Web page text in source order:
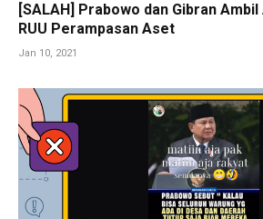
[SALAH] Prabowo dan Gibran
RUU Perampasan Aset
Jan 10, 2021